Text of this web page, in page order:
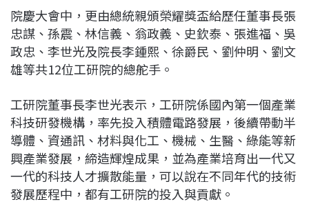
院慶大會中，更由總統親頒榮耀獎盃給歷任董事長張
忠謀、孫震、林信義、翁政義、史欽泰、張進福、吳
政忠、李世光及院長李鍾熙、徐爵民、劉仲明、劉文
雄等共12位工研院的總舵手。
工研院董事長李世光表示，工研院係國內第一個產業
科技研發機構，率先投入積體電路發展，後續帶動半
導體、資通訊、材料與化工、機械、生醫、綠能等新
興產業發展，締造輝煌成果，並為產業培育出一代又
一代的科技人才擴散能量，可以說在不同年代的技術
發展歷程中，都有工研院的投入與貢獻。